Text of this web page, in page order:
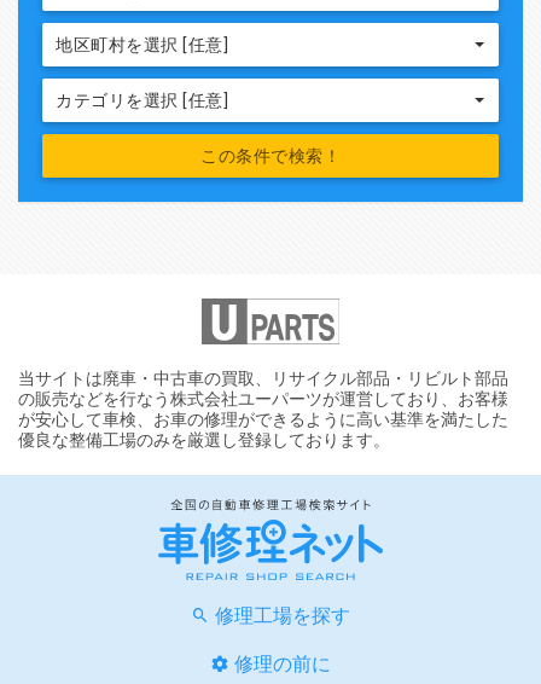
地区町村を選択 [任意]
カテゴリを選択 [任意]
当サイトは廃車・中古車の買取、リサイクル部品・リビルト部品
の販売などを行なう株式会社ユーパーツが運営しており、お客様
が安心して車検、お車の修理ができるように高い基準を満たした
優良な整備工場のみを厳選し登録しております。
修理工場を探す
修理の前に